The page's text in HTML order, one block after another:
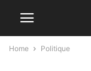
Home Politique